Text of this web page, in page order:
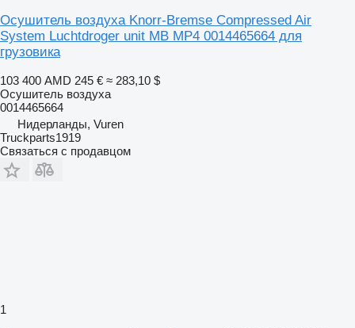
Осушитель воздуха Knorr-Bremse Compressed Air
System Luchtdroger unit MB MP4 0014465664 для
грузовика
103 400 AMD 245 € ≈ 283,10 $
Осушитель воздуха
0014465664
Нидерланды, Vuren
Truckparts1919
Связаться с продавцом
1